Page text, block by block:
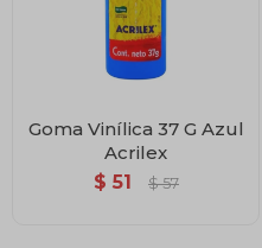
Goma Vinílica 37 G Azul
Acrilex
$ 51 $ 57